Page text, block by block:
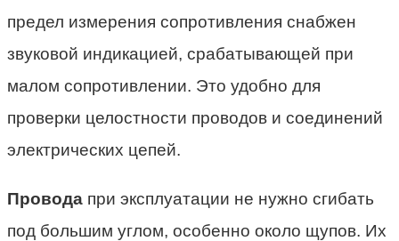
предел измерения сопротивления снабжен
звуковой индикацией, срабатывающей при
малом сопротивлении. Это удобно для
проверки целостности проводов и соединений
электрических цепей.
Провода при эксплуатации не нужно сгибать
под большим углом, особенно около щупов. Их